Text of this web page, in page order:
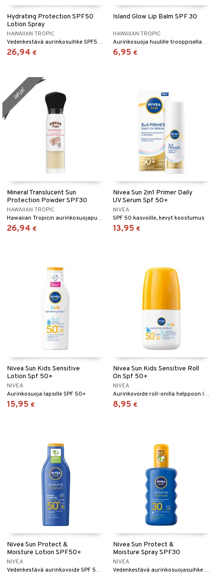
Hydrating Protection SPF50
Lotion Spray
HAWAIIAN TROPIC
Vedenkestävä aurinkosuihke SPF50 Hawaiian Tropicilta.
26,94 €
Island Glow Lip Balm SPF 30
HAWAIIAN TROPIC
Aurinkosuoja huulille trooppisella maulla ja tuoksulla - Hawaiian Tropic
6,95 €
Mineral Translucent Sun
Protection Powder SPF30
HAWAIIAN TROPIC
Hawaiian Tropicin aurinkosuojapuuteri suojakertoimella 30 antaa mattaisen lopputuloksen
26,94 €
lahja!
Nivea Sun 2in1 Primer Daily
UV Serum Spf 50+
NIVEA
SPF 50 kasvoille, kevyt koostumus
13,95 €
Nivea Sun Kids Sensitive
Lotion Spf 50+
NIVEA
Aurinkosuoja lapsille SPF 50+
15,95 €
Nivea Sun Kids Sensitive Roll
On Spf 50+
NIVEA
Aurinkovoide roll-onilla helppoon levitykseen lapsille, SPF 50+.
8,95 €
Nivea Sun Protect &
Moisture Lotion SPF50+
NIVEA
Vedenkestävä aurinkovoide SPF 50 Nivealta
Nivea Sun Protect &
Moisture Spray SPF30
NIVEA
Vedenkestävä aurinkosuojasuihke SPF 30 Nivealta